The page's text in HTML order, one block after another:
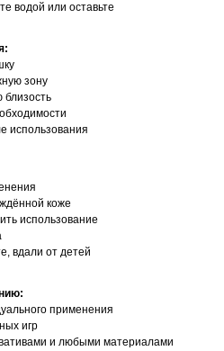
водой или оставьте
зону
близость
использования
коже
использование
вдали от детей
применения
игр
и любыми материалами